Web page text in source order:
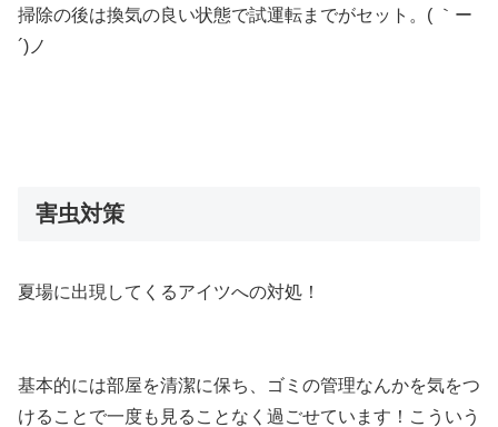
掃除の後は換気の良い状態で試運転までがセット。( ｀ー
´)ノ
害虫対策
夏場に出現してくるアイツへの対処！
基本的には部屋を清潔に保ち、ゴミの管理なんかを気をつ
けることで一度も見ることなく過ごせています！こういう